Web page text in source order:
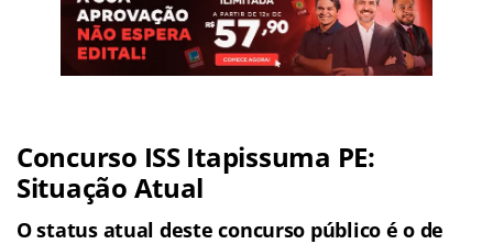
Concurso ISS Itapissuma PE:
Situação Atual
O status atual deste concurso público é o de